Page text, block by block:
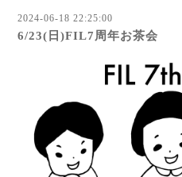
2024-06-18 22:25:00
6/23(日)FIL7周年お茶会